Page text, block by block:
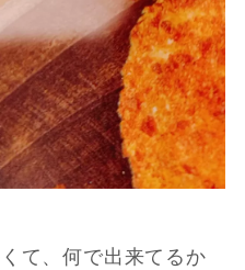
て、何で出来てるか